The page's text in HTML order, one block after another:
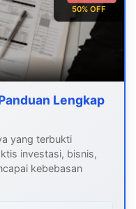
50% OFF
Lengkap
yang terbukti
investasi, bisnis,
kebebasan